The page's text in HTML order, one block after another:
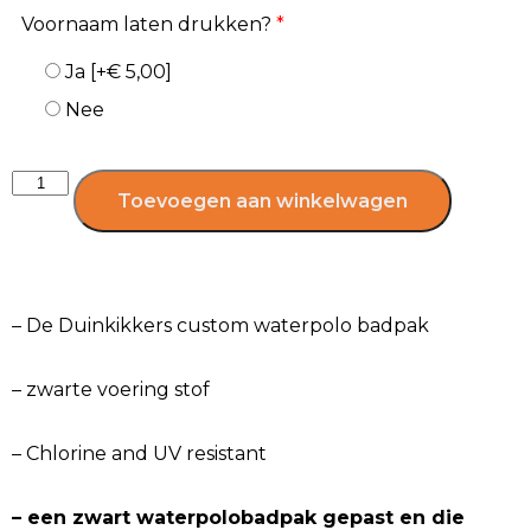
Voornaam laten drukken? *
Ja [+€ 5,00]
Nee
Toevoegen aan winkelwagen
– De Duinkikkers custom waterpolo badpak
– zwarte voering stof
– Chlorine and UV resistant
– een zwart waterpolobadpak gepast en die